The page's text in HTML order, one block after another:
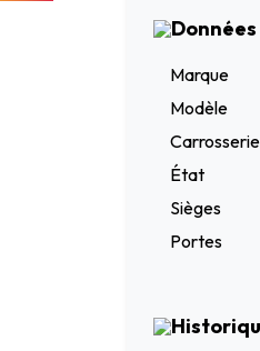
Marque
Modèle
Carrosserie
État
Sièges
Portes